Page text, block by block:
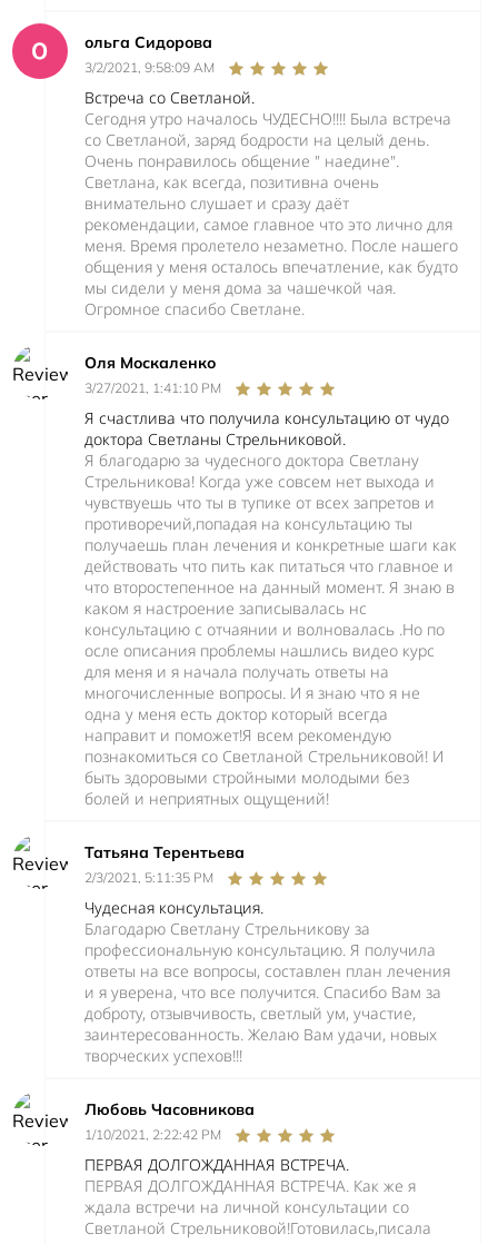
ольга Сидорова
3/2/2021, 9:58:09 AM
Встреча со Светланой.
Сегодня утро началось ЧУДЕСНО!!!! Была встреча
со Светланой, заряд бодрости на целый день.
Очень понравилось общение " наедине".
Светлана, как всегда, позитивна очень
внимательно слушает и сразу даёт
рекомендации, самое главное что это лично для
меня. Время пролетело незаметно. После нашего
общения у меня осталось впечатление, как будто
мы сидели у меня дома за чашечкой чая.
Огромное спасибо Светлане.
Оля Москаленко
3/27/2021, 1:41:10 PM
Я счастлива что получила консультацию от чудо
доктора Светланы Стрельниковой.
Я благодарю за чудесного доктора Светлану
Стрельникова! Когда уже совсем нет выхода и
чувствуешь что ты в тупике от всех запретов и
противоречий,попадая на консультацию ты
получаешь план лечения и конкретные шаги как
действовать что пить как питаться что главное и
что второстепенное на данный момент. Я знаю в
каком я настроение записывалась нс
консультацию с отчаянии и волновалась .Но по
осле описания проблемы нашлись видео курс
для меня и я начала получать ответы на
многочисленные вопросы. И я знаю что я не
одна у меня есть доктор который всегда
направит и поможет!Я всем рекомендую
познакомиться со Светланой Стрельниковой! И
быть здоровыми стройными молодыми без
болей и неприятных ощущений!
Татьяна Терентьева
2/3/2021, 5:11:35 PM
Чудесная консультация.
Благодарю Светлану Стрельникову за
профессиональную консультацию. Я получила
ответы на все вопросы, составлен план лечения
и я уверена, что все получится. Спасибо Вам за
доброту, отзывчивость, светлый ум, участие,
заинтересованность. Желаю Вам удачи, новых
творческих успехов!!!
Любовь Часовникова
1/10/2021, 2:22:42 PM
ПЕРВАЯ ДОЛГОЖДАННАЯ ВСТРЕЧА.
ПЕРВАЯ ДОЛГОЖДАННАЯ ВСТРЕЧА. Как же я
ждала встречи на личной консультации со
Светланой Стрельниковой!Готовилась,писала